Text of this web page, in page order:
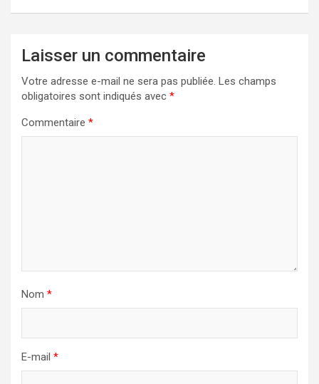
Laisser un commentaire
Votre adresse e-mail ne sera pas publiée. Les champs
obligatoires sont indiqués avec *
Commentaire *
Nom *
E-mail *